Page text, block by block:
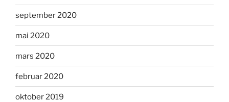
september 2020
mai 2020
mars 2020
februar 2020
oktober 2019